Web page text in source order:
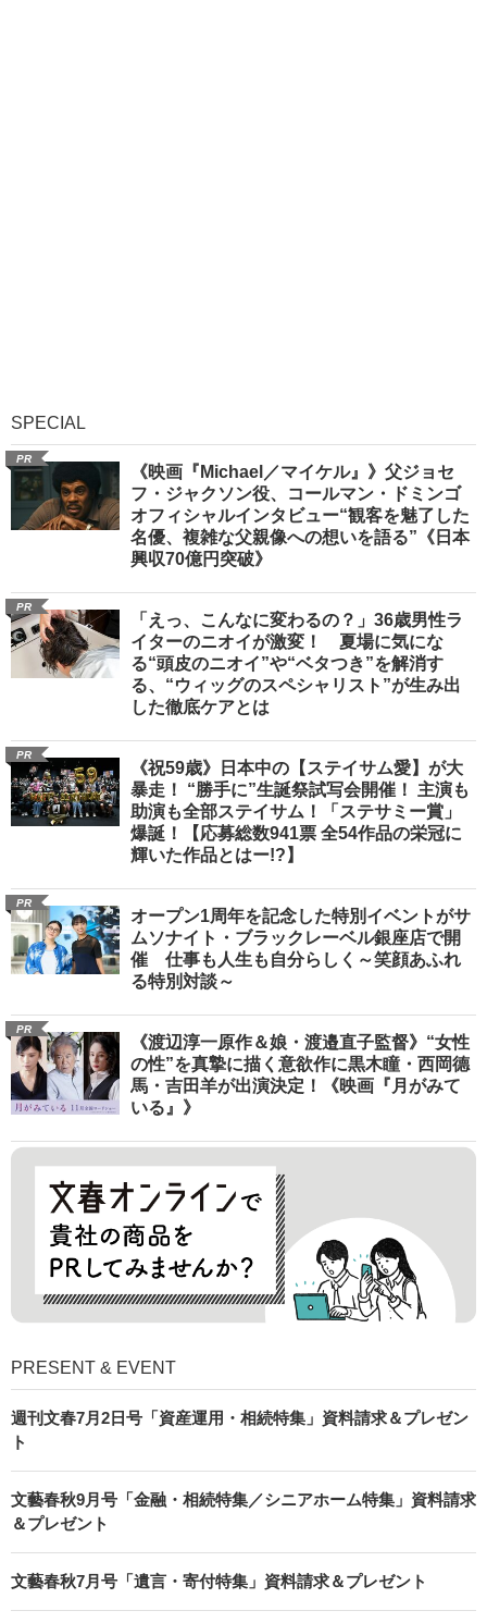
SPECIAL
PR
《映画『Michael／マイケル』》父ジョセ
フ・ジャクソン役、コールマン・ドミンゴ
オフィシャルインタビュー“観客を魅了した
名優、複雑な父親像への想いを語る”《日本
興収70億円突破》
PR
「えっ、こんなに変わるの？」36歳男性ラ
イターのニオイが激変！ 夏場に気にな
る“頭皮のニオイ”や“ベタつき”を解消す
る、“ウィッグのスペシャリスト”が生み出
した徹底ケアとは
PR
《祝59歳》日本中の【ステイサム愛】が大
暴走！ “勝手に”生誕祭試写会開催！ 主演も
助演も全部ステイサム！「ステサミー賞」
爆誕！【応募総数941票 全54作品の栄冠に
輝いた作品とはー!?】
PR
オープン1周年を記念した特別イベントがサ
ムソナイト・ブラックレーベル銀座店で開
催 仕事も人生も自分らしく～笑顔あふれ
る特別対談～
PR
《渡辺淳一原作＆娘・渡邉直子監督》“女性
の性”を真摯に描く意欲作に黒木瞳・西岡德
馬・吉田羊が出演決定！《映画『月がみて
いる』》
PRESENT & EVENT
週刊文春7月2日号「資産運用・相続特集」資料請求＆プレゼン
ト
文藝春秋9月号「金融・相続特集／シニアホーム特集」資料請求
＆プレゼント
文藝春秋7月号「遺言・寄付特集」資料請求＆プレゼント